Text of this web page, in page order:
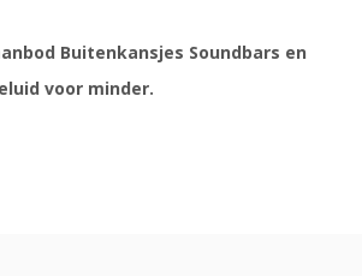
Buitenkansjes Soundbars en
voor minder.